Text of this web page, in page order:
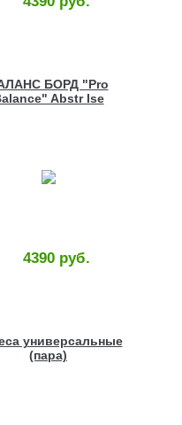
БОРД "Pro
Abstr Ise
4390 руб.
универсальные
(пара)